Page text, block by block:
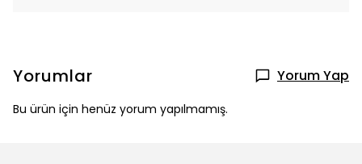
Yorumlar Yorum Yap
Bu ürün için henüz yorum yapılmamış.